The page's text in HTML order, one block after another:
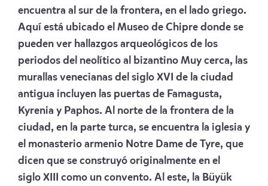
encuentra al sur de la frontera, en el lado griego.
Aquí está ubicado el Museo de Chipre donde se
pueden ver hallazgos arqueológicos de los
periodos del neolítico al bizantino Muy cerca, las
murallas venecianas del siglo XVI de la ciudad
antigua incluyen las puertas de Famagusta,
Kyrenia y Paphos. Al norte de la frontera de la
ciudad, en la parte turca, se encuentra la iglesia y
el monasterio armenio Notre Dame de Tyre, que
dicen que se construyó originalmente en el
siglo XIII como un convento. Al este, la Büyük